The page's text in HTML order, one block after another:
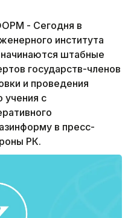
- Сегодня в
института
штабные
государств-членов
и проведения
учения с
в пресс-
РК.